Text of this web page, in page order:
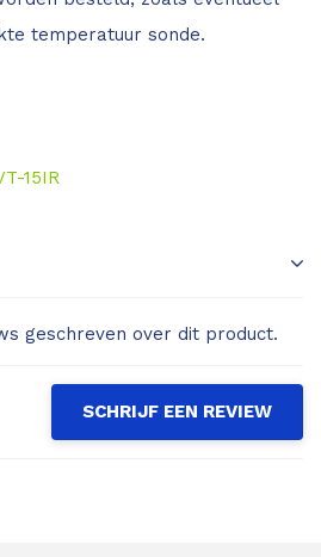
temperatuur sonde.
15IR
geschreven over dit product.
SCHRIJF EEN REVIEW